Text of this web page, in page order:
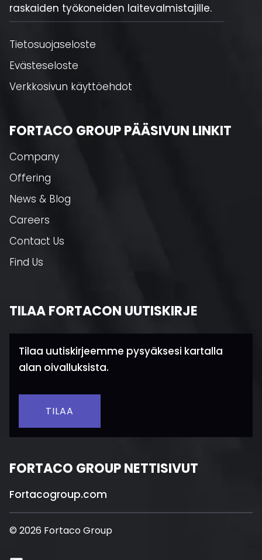
raskaiden työkoneiden laitevalmistajille.
Tietosuojaseloste
Evästeseloste
Verkkosivun käyttöehdot
FORTACO GROUP PÄÄSIVUN LINKIT
Company
Offering
News & Blog
Careers
Contact Us
Find Us
TILAA FORTACON UUTISKIRJE
Tilaa uutiskirjeemme pysyäksesi kartalla
alan oivalluksista.
TILAA
FORTACO GROUP NETTISIVUT
Fortacogroup.com
© 2026 Fortaco Group